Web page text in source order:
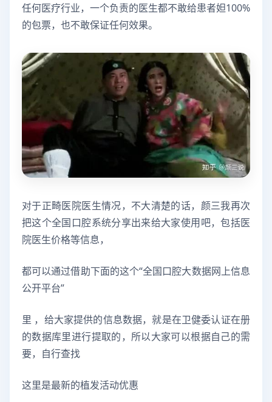
任何医疗行业，一个负责的医生都不敢给患者妲100%
的包票，也不敢保证任何效果。
对于正畸医院医生情况，不大清楚的话，颜三我再次
把这个全国口腔系统分享出来给大家使用吧，包括医
院医生价格等信息，
都可以通过借助下面的这个“全国口腔大数据网上信息
公开平台”
里 ，给大家提供的信息数据，就是在卫健委认证在册
的数据库里进行提取的，所以大家可以根据自己的需
要，自行查找
这里是最新的植发活动优惠